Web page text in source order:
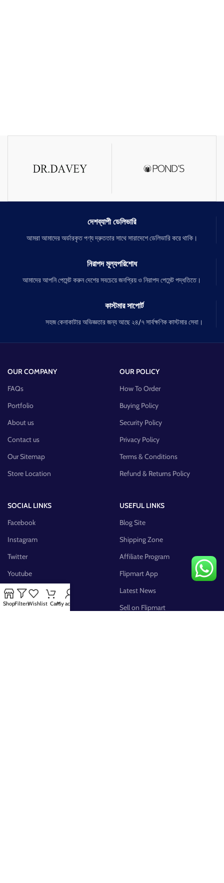
দেশব্যাপী ডেলিভারি
আমরা আমাদের অর্ডারকৃত পণ্য দ্রুততার সাথে সারাদেশে ডেলিভারি করে থাকি।
নিরাপদ মূল্যপরিশোধ
আমাদের আপনি পেমেন্ট করুন দেশের সবচেয়ে জনপ্রিয় ও নিরাপদ পেমেন্ট পদ্ধতিতে।
কাস্টমার সাপোর্ট
সহজ কেনাকাটার অভিজ্ঞতার জন্য আছে ২৪/৭ সার্বক্ষণিক কাস্টমার সেবা।
OUR COMPANY
FAQs
Portfolio
About us
Contact us
Our Sitemap
Store Location
OUR POLICY
How To Order
Buying Policy
Security Policy
Privacy Policy
Terms & Conditions
Refund & Returns Policy
SOCIAL LINKS
Facebook
Instagram
Twitter
Youtube
Pinterest
FB Group
USEFUL LINKS
Blog Site
Shipping Zone
Affiliate Program
Flipmart App
Latest News
Sell on Flipmart
ShopFiltersWishlist CartMy account